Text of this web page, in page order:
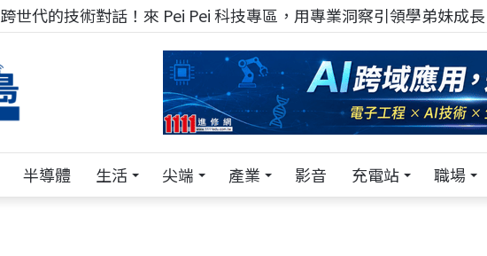
跨世代的技術對話！來 Pei Pei 科技專區，用專業洞察引領學弟妹成長
半導體 生活 尖端 產業 影音 充電站 職場